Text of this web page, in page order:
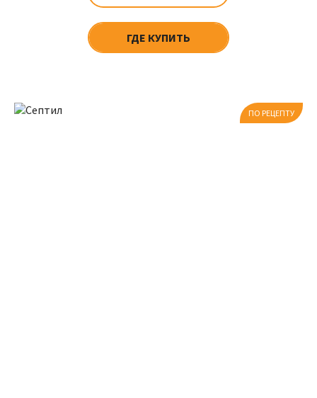
ГДЕ КУПИТЬ
ПО РЕЦЕПТУ